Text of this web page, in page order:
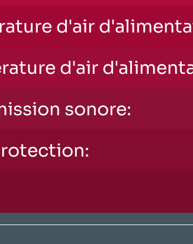
d'air
d'air
sonore: